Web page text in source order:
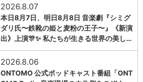
2026.8.07
本日8月7日、明日8月8日 音楽劇『シミグ
ダリ氏〜鉄靴の姫と麦粉の王子〜』《新演
出》上演🎊✨ 私たちが生きる世界の美し…
2026.8.06
ONTOMO 公式ポッドキャスト番組「ONT